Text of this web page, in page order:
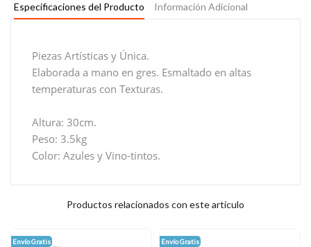
Especificaciones del Producto Información Adicional
Piezas Artísticas y Única.
Elaborada a mano en gres. Esmaltado en altas
temperaturas con Texturas.
Altura: 30cm.
Peso: 3.5kg
Color: Azules y Vino-tintos.
Productos relacionados con este artículo
Envío Gratis
Envío Gratis